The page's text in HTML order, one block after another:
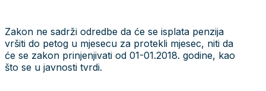
Zakon ne sadrži odredbe da će se isplata penzija
vršiti do petog u mjesecu za protekli mjesec, niti da
će se zakon prinjenjivati od 01-01.2018. godine, kao
što se u javnosti tvrdi.